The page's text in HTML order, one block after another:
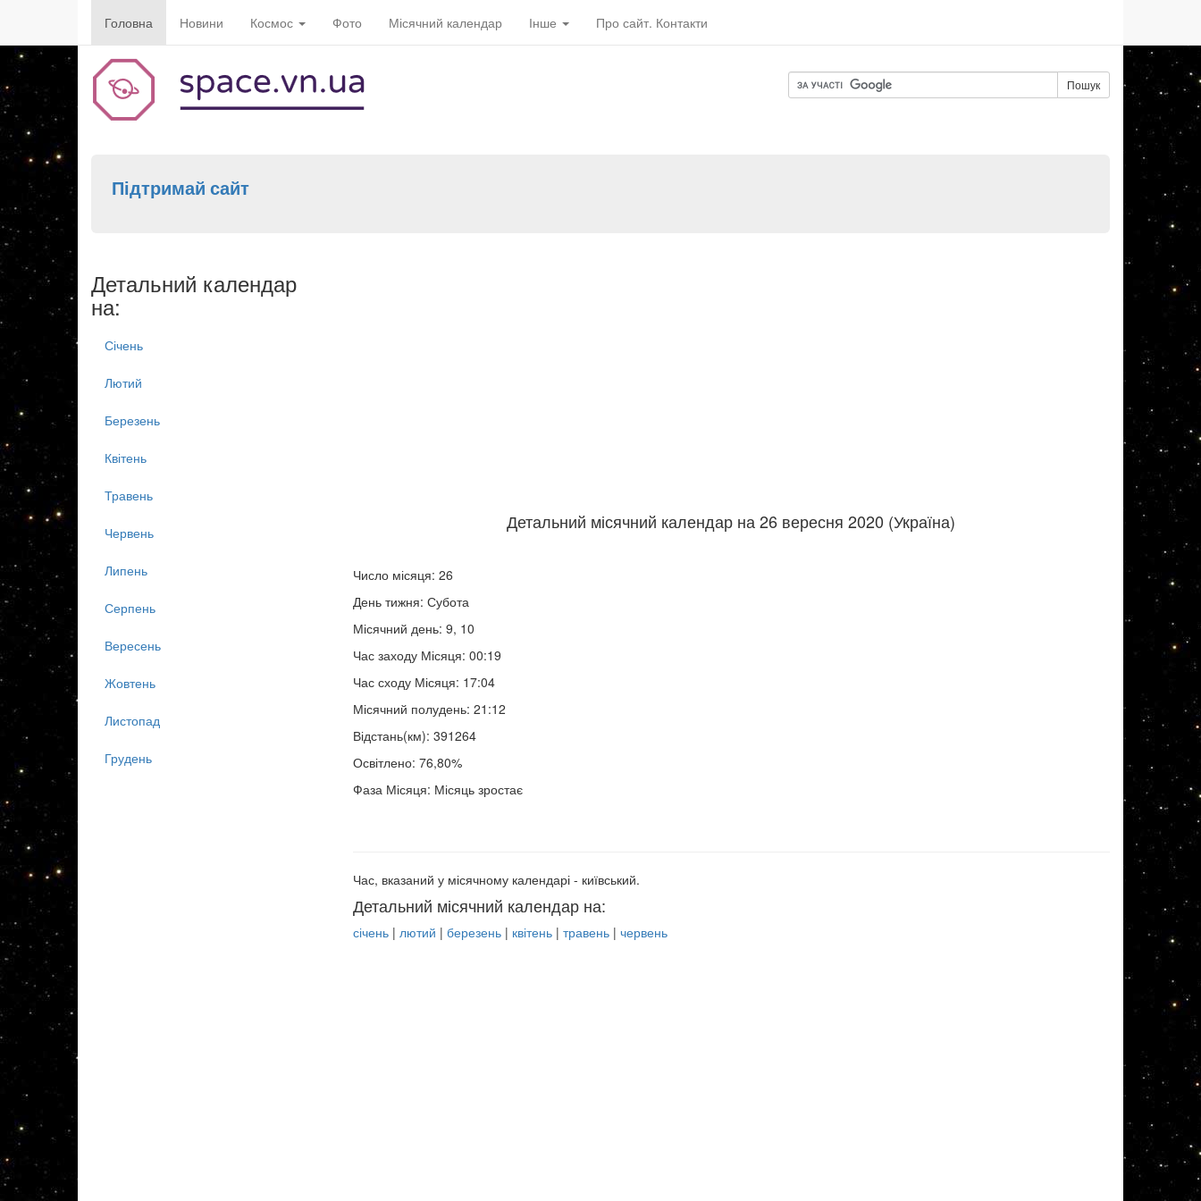
Головна Новини Космос Фото Місячний календар Інше Про сайт. Контакти
Пошук
Підтримай сайт
Детальний місячний календар на 26 вересня 2020 (Україна)
Число місяця: 26
День тижня: Субота
Місячний день: 9, 10
Час заходу Місяця: 00:19
Час сходу Місяця: 17:04
Місячний полудень: 21:12
Відстань(км): 391264
Освітлено: 76,80%
Фаза Місяця: Місяць зростає
Час, вказаний у місячному календарі - київський.
Детальний місячний календар на:
січень| лютий | березень| квітень| травень| червень
Детальний календар
на:
Січень
Лютий
Березень
Квітень
Травень
Червень
Липень
Серпень
Вересень
Жовтень
Листопад
Грудень